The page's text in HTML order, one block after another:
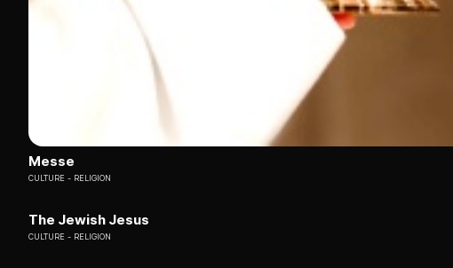
Messe
CULTURE RELIGION
The Jewish Jesus
CULTURE RELIGION